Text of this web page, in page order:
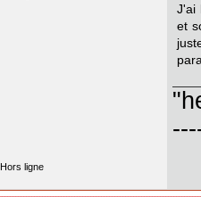
J'ai
et
Hors ligne